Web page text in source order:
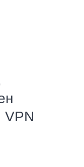
VPN